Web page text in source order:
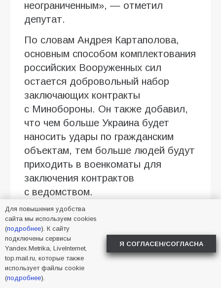
неограниченным», — отметил
депутат.
По словам Андрея Картаполова,
основным способом комплектования
российских Вооруженных сил
остается добровольный набор
заключающих контракты
с Минобороны. Он также добавил,
что чем больше Украина будет
наносить удары по гражданским
объектам, тем больше людей будут
приходить в военкоматы для
заключения контрактов
с ведомством.
22 июля Госдума России
приняла в третьем чтении закон,
который расширяет возможности
заключения контрактов
с Вооруженными силами РФ
в период мобилизации гражданами
Для повышения удобства
сайта мы используем cookies
(подробнее). К сайту
подключены сервисы
Yandex.Metrika, LiveInternet,
top.mail.ru, которые также
использует файлы cookie
(подробнее).
Я СОГЛАСЕН/СОГЛАСНА